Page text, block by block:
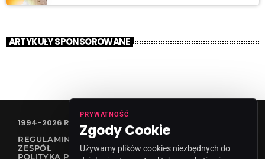
ARTYKUŁY SPONSOROWANE
1994-2026 RADIO VANESSA SPÓŁKA Z O.O
REGULAMIN KONKURSÓW
ZESPÓŁ
POLITYKA PRYWATNOŚCI
PRYWATNOŚĆ
Zgody Cookie
Używamy plików cookies niezbędnych do